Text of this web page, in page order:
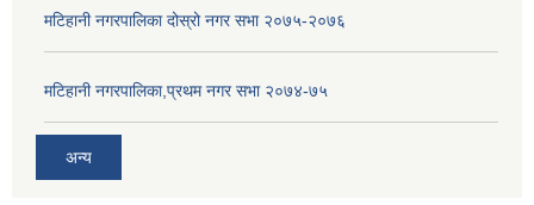
मटिहानी नगरपालिका दोस्रो नगर सभा २०७५-२०७६
मटिहानी नगरपालिका,प्रथम नगर सभा २०७४-७५
अन्य